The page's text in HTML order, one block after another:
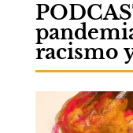
racismo